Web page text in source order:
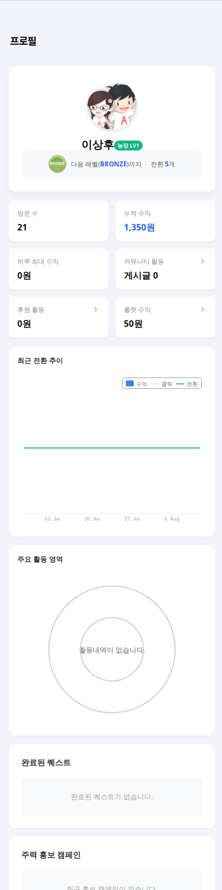
프로필
이상후 농장 LV1
다음 레벨(BRONZE)까지 전환5개
방문 수
21
누적 수익
1,350원
하루 최대 수익
0원
커뮤니티 활동
게시글 0
후원 활동
0원
룰렛 수익
50원
최근 전환 추이
주요 활동 영역
완료된 퀘스트
완료된 퀘스트가 없습니다.
주력 홍보 캠페인